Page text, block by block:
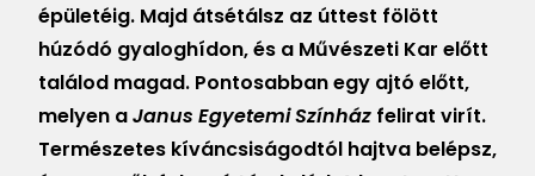
épületéig. Majd átsétálsz az úttest fölött
húzódó gyaloghídon, és a Művészeti Kar előtt
találod magad. Pontosabban egy ajtó előtt,
melyen aJanus Egyetemi Színház felirat virít.
Természetes kíváncsiságodtól hajtva belépsz,